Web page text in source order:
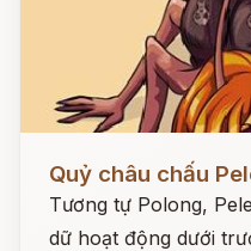
Quỷ châu chấu
Tương tự Polong,
dữ hoạt động dưới